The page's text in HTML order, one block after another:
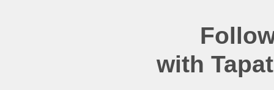
with